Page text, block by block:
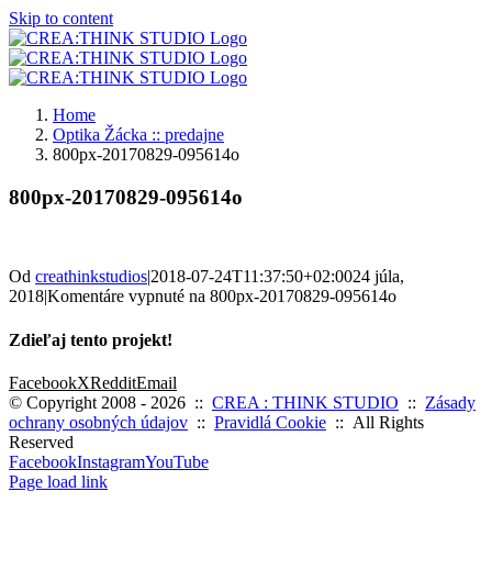
Skip to content
Home
Optika Žácka :: predajne
800px-20170829-095614o
800px-20170829-095614o
Od creathinkstudios|2018-07-24T11:37:50+02:0024 júla,
2018|Komentáre vypnuté na 800px-20170829-095614o
Zdieľaj tento projekt!
FacebookXRedditEmail
© Copyright 2008 - 2026 :: CREA : THINK STUDIO :: Zásady
ochrany osobných údajov :: Pravidlá Cookie :: All Rights
Reserved
FacebookInstagramYouTube
Page load link